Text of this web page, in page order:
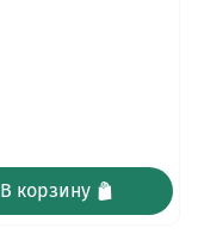
В корзину